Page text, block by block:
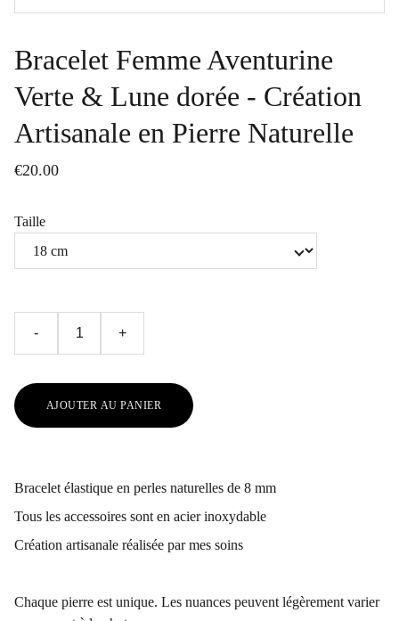
Bracelet Femme Aventurine
Verte & Lune dorée - Création
Artisanale en Pierre Naturelle
€20.00
Taille
- +
AJOUTER AU PANIER
Bracelet élastique en perles naturelles de 8 mm
Tous les accessoires sont en acier inoxydable
Création artisanale réalisée par mes soins
Chaque pierre est unique. Les nuances peuvent légèrement varier